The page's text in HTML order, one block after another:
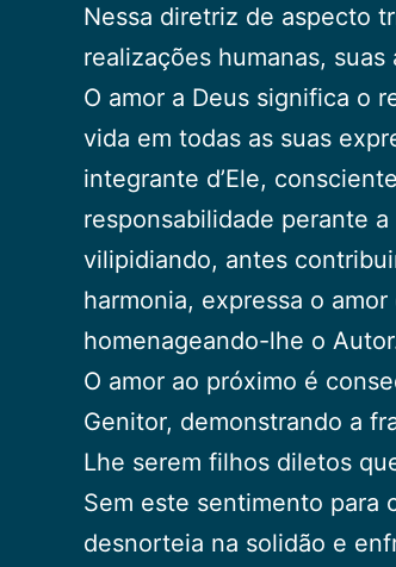
Nessa diretriz de aspecto
realizações humanas, suas
O amor a Deus significa o
vida em todas as suas
integrante d’Ele,
responsabilidade perante
vilipidiando, antes
harmonia, expressa o
homenageando-lhe o
O amor ao próximo é
Genitor, demonstrando a
Lhe serem filhos diletos
Sem este sentimento para
desnorteia na solidão e